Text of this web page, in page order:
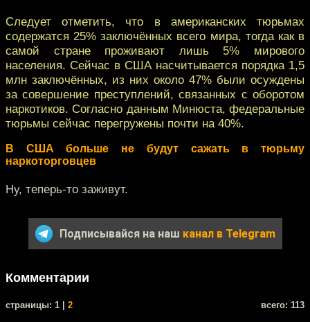
Следует отметить, что в американских тюрьмах
содержатся 25% заключённых всего мира, тогда как в
самой стране проживают лишь 5% мирового
населения. Сейчас в США насчитывается порядка 1,5
млн заключённых, из них около 47% были осуждены
за совершение преступлений, связанных с оборотом
наркотиков. Согласно данным Минюста, федеральные
тюрьмы сейчас перегружены почти на 40%.
В США больше не будут сажать в тюрьму
наркоторговцев
Ну, теперь-то заживут.
Подписывайся на наш канал в Telegram
Комментарии
cтраницы: 1 | 2 всего: 113